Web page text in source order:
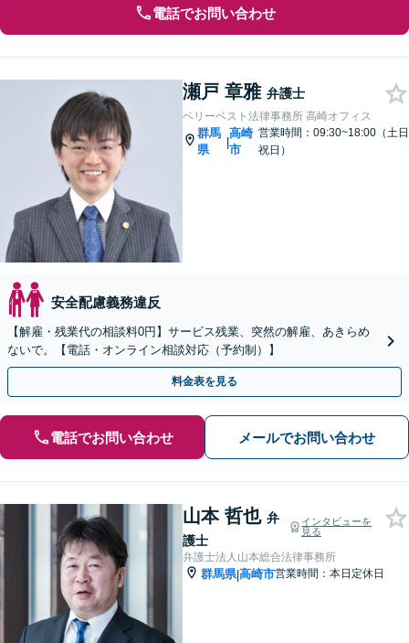
電話でお問い合わせ
瀬戸 章雅 弁護士
ベリーベスト法律事務所 高崎オフィス
群馬
県
|
高崎
市
営業時間：09:30~18:00（土日
祝日）
安全配慮義務違反
【解雇・残業代の相談料0円】サービス残業、突然の解雇、あきらめ
ないで。【電話・オンライン相談対応（予約制）】
料金表を見る
電話でお問い合わせ メールでお問い合わせ
山本 哲也 弁
護士
インタビューを
見る
弁護士法人山本総合法律事務所
群馬県|高崎市営業時間：本日定休日